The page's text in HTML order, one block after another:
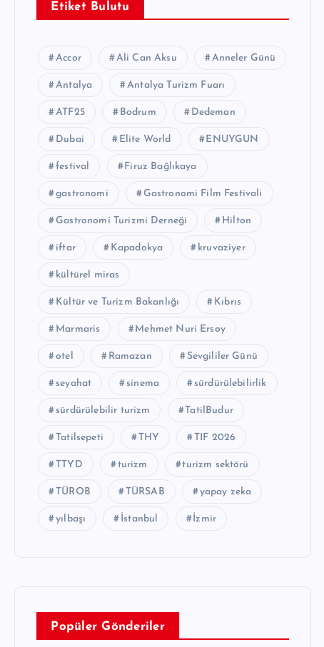
Etiket Bulutu
Accor Ali Can Aksu Anneler Günü
Antalya Antalya Turizm Fuarı
ATF25 Bodrum Dedeman
Dubai Elite World ENUYGUN
festival Firuz Bağlıkaya
gastronomi Gastronomi Film Festivali
Gastronomi Turizmi Derneği Hilton
iftar Kapadokya kruvaziyer
kültürel miras
Kültür ve Turizm Bakanlığı Kıbrıs
Marmaris Mehmet Nuri Ersoy
otel Ramazan Sevgililer Günü
seyahat sinema sürdürülebilirlik
sürdürülebilir turizm TatilBudur
Tatilsepeti THY TIF 2026
TTYD turizm turizm sektörü
TÜROB TÜRSAB yapay zeka
yılbaşı İstanbul İzmir
Popüler Gönderiler